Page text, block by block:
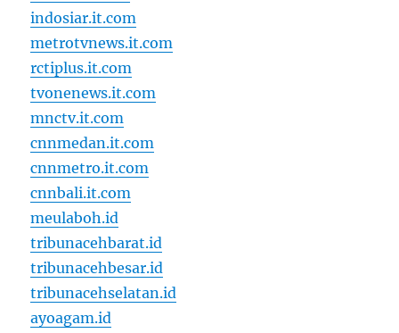
indosiar.it.com
metrotvnews.it.com
rctiplus.it.com
tvonenews.it.com
mnctv.it.com
cnnmedan.it.com
cnnmetro.it.com
cnnbali.it.com
meulaboh.id
tribunacehbarat.id
tribunacehbesar.id
tribunacehselatan.id
ayoagam.id